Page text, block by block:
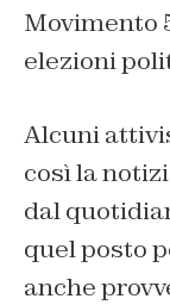
Movimento
elezioni
Alcuni
così la
dal
quel posto
anche